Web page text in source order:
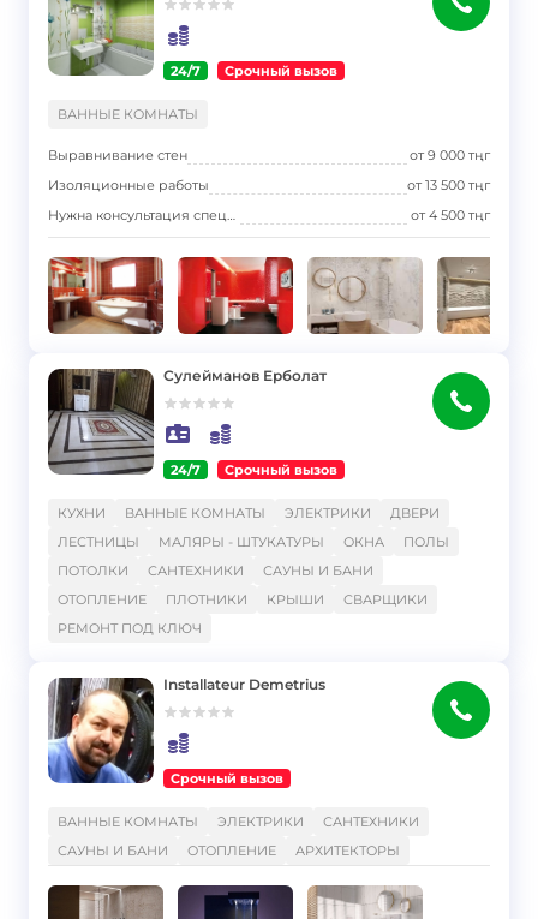
24/7 Срочный вызов
ВАННЫЕ КОМНАТЫ
Выравнивание стен от9 000 тңг
Изоляционные работы
от13 500 тңг
Нужна консультация специалиста
от4 500 тңг
Сулейманов Ерболат
24/7 Срочный вызов
КУХНИ ВАННЫЕ КОМНАТЫ ЭЛЕКТРИКИ
ДВЕРИ
ЛЕСТНИЦЫ
МАЛЯРЫ - ШТУКАТУРЫ ОКНА
ПОЛЫ
ПОТОЛКИ
САНТЕХНИКИ
САУНЫ И БАНИ
ОТОПЛЕНИЕ
ПЛОТНИКИ КРЫШИ
СВАРЩИКИ
РЕМОНТ ПОД КЛЮЧ
Installateur Demetrius
Срочный вызов
ВАННЫЕ КОМНАТЫ ЭЛЕКТРИКИ
САНТЕХНИКИ
САУНЫ И БАНИ
ОТОПЛЕНИЕ АРХИТЕКТОРЫ